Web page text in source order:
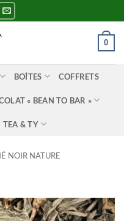
0
BOÎTES COFFRETS
« BEAN TO BAR »
TEA & TY
NOIR NATURE